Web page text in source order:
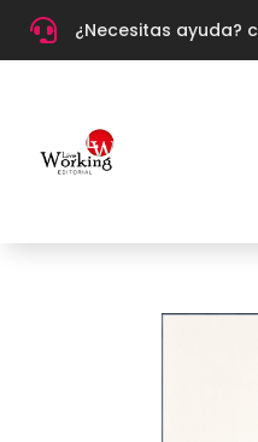
 ¿Necesitas ayuda? c